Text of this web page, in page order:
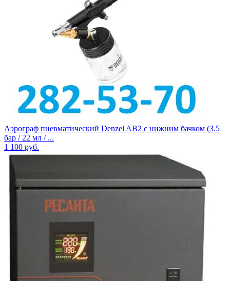
Аэрограф пневматический Denzel AB2 с нижним бачком (3.5
бар / 22 мл / ...
1 100 руб.